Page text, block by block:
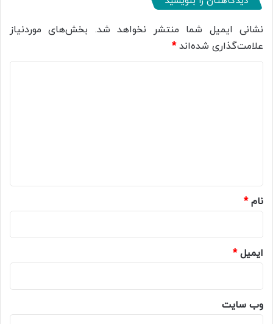
نشانی ایمیل شما منتشر نخواهد شد. بخش‌های موردنیاز
علامت‌گذاری شده‌اند*
نام*
ایمیل*
وب‌ سایت